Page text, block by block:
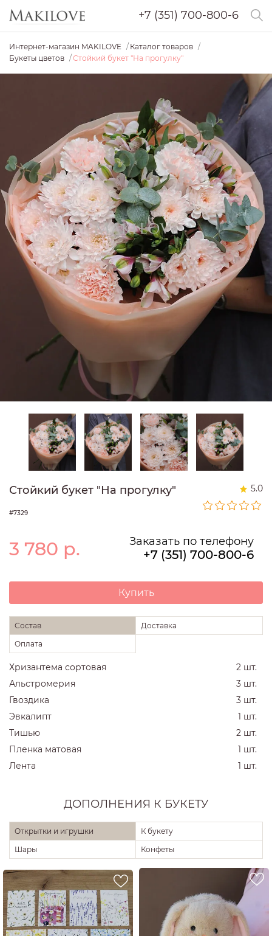
+7 (351) 700-800-6
Интернет-магазин MAKILOVE
Каталог товаров
Букеты цветов
Стойкий букет "На прогулку"
Стойкий букет "На прогулку" 5.0
#7329
3 780 р. Заказать по телефону
+7 (351) 700-800-6
Купить
Состав
Доставка
Оплата
Хризантема сортовая
2 шт.
Альстромерия
3 шт.
Гвоздика
3 шт.
Эвкалипт
1 шт.
Тишью
2 шт.
Пленка матовая
1 шт.
Лента
1 шт.
ДОПОЛНЕНИЯ К БУКЕТУ
Открытки и игрушки
К букету
Шары
Конфеты